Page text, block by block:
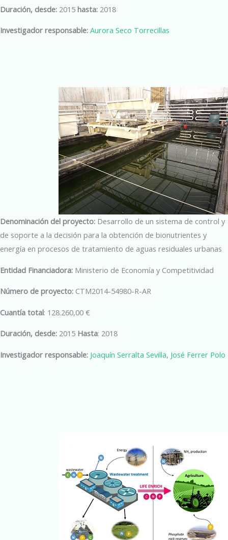
Duración, desde: 2015 hasta: 2018
Investigador responsable: Aurora Seco Torrecillas
Denominación del proyecto: Desarrollo de un sistema de control y
de soporte a la decisión para la obtención de bionutrientes y
energía en procesos de tratamiento de aguas residuales urbanas
Entidad Financiadora: Ministerio de Economía y Competitividad
Número de proyecto: CTM2014-54980-R-AR
Cuantía total: 128.260,00 €
Duración, desde: 2015 Hasta: 2018
Investigador responsable: Joaquín Serralta Sevilla, José Ferrer Polo